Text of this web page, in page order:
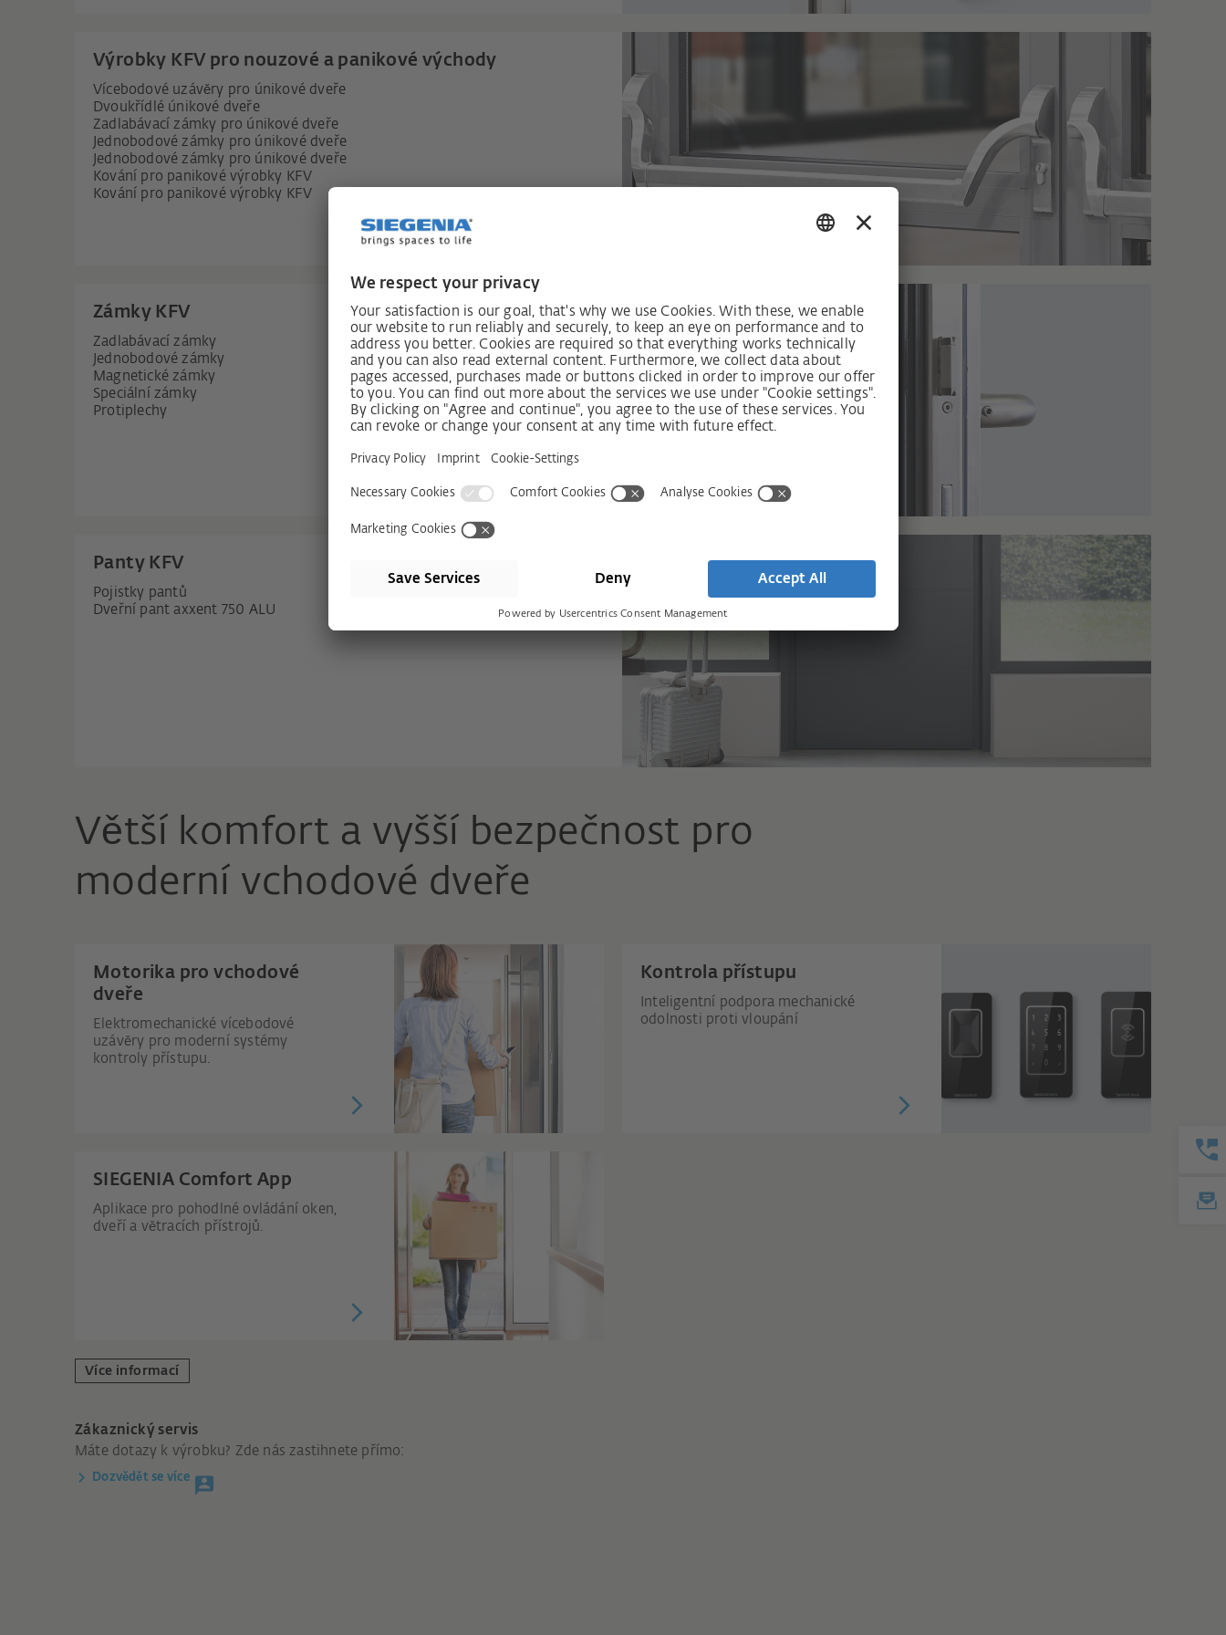
Výrobky KFV pro nouzové a panikové východy
Vícebodové uzávěry pro únikové dveře
Dvoukřídlé únikové dveře
Zadlabávací zámky pro únikové dveře
Jednobodové zámky pro únikové dveře
Jednobodové zámky pro únikové dveře
Kování pro panikové výrobky KFV
Kování pro panikové výrobky KFV
Zámky KFV
Zadlabávací zámky
Jednobodové zámky
Magnetické zámky
Speciální zámky
Protiplechy
Panty KFV
Pojistky pantů
Dveřní pant axxent 750 ALU
Větší komfort a vyšší bezpečnost pro
moderní vchodové dveře
Motorika pro vchodové
dveře
Elektromechanické vícebodové
uzávěry pro moderní systémy
kontroly přístupu.
Kontrola přístupu
Inteligentní podpora mechanické
odolnosti proti vloupání
SIEGENIA Comfort App
Aplikace pro pohodlné ovládání oken,
dveří a větracích přístrojů.
Více informací
Zákaznický servis
Máte dotazy k výrobku? Zde nás zastihnete přímo:
Dozvědět se více